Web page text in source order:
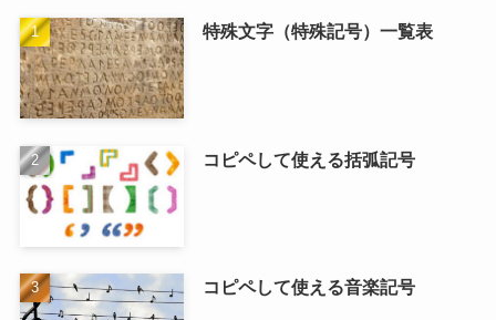
特殊文字（特殊記号）一覧表
コピペして使える括弧記号
コピペして使える音楽記号